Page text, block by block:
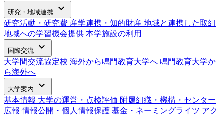
研究・地域連携 expand_more
研究活動・研究費 産学連携・知的財産 地域と連携した取組
地域への学習機会提供 本学施設の利用
国際交流 expand_more
大学間交流協定校 海外から鳴門教育大学へ 鳴門教育大学か
ら海外へ
大学案内 expand_more
基本情報 大学の運営・点検評価 附属組織・機構・センター
広報情報公開・個人情報保護 基金・ネーミングライツ アク